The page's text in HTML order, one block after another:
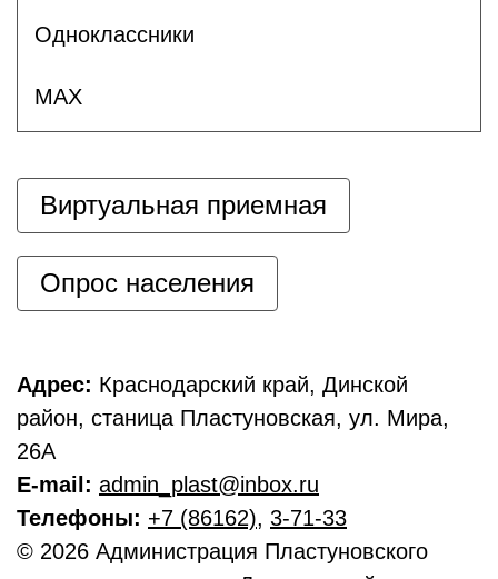
Одноклассники
MAX
Виртуальная приемная
Опрос населения
Адрес: Краснодарский край, Динской
район, станица Пластуновская, ул. Мира,
26А
E-mail: admin_plast@inbox.ru
Телефоны: +7 (86162), 3-71-33
© 2026 Администрация Пластуновского